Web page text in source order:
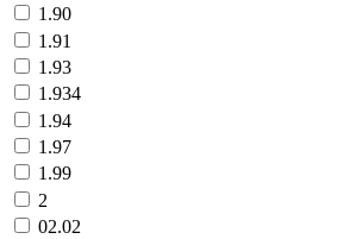
1.90
1.91
1.93
1.934
1.94
1.97
1.99
2
02.02